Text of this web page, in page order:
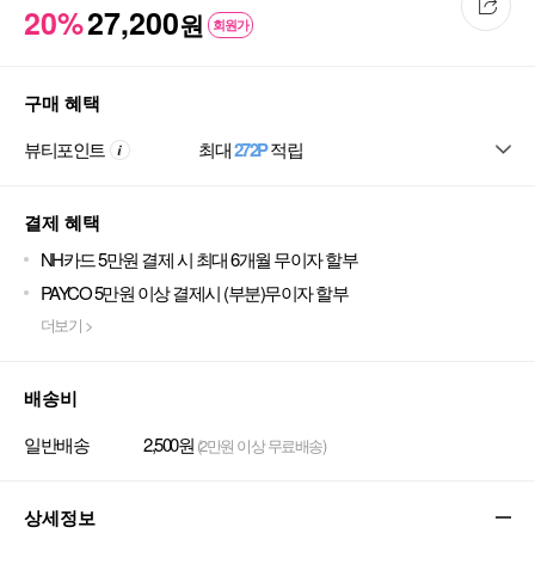
20%27,200원 회원가
구매 혜택
뷰티포인트 최대272P적립
결제 혜택
NH카드 5만원 결제 시 최대 6개월 무이자 할부
PAYCO 5만원 이상 결제시 (부분)무이자 할부
더보기 >
배송비
일반배송 2,500원 (2만원 이상 무료배송)
상세정보